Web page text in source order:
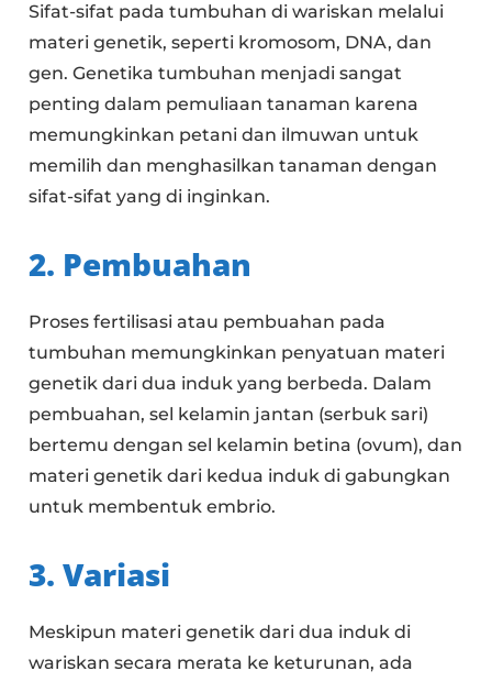
Sifat-sifat pada tumbuhan di wariskan melalui
materi genetik, seperti kromosom, DNA, dan
gen. Genetika tumbuhan menjadi sangat
penting dalam pemuliaan tanaman karena
memungkinkan petani dan ilmuwan untuk
memilih dan menghasilkan tanaman dengan
sifat-sifat yang di inginkan.
2. Pembuahan
Proses fertilisasi atau pembuahan pada
tumbuhan memungkinkan penyatuan materi
genetik dari dua induk yang berbeda. Dalam
pembuahan, sel kelamin jantan (serbuk sari)
bertemu dengan sel kelamin betina (ovum), dan
materi genetik dari kedua induk di gabungkan
untuk membentuk embrio.
3. Variasi
Meskipun materi genetik dari dua induk di
wariskan secara merata ke keturunan, ada